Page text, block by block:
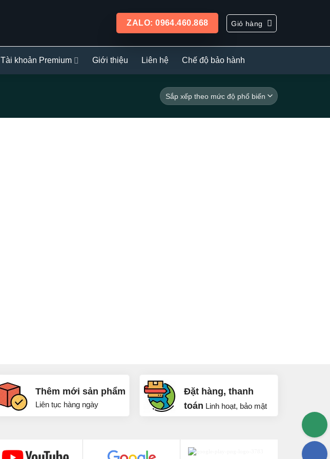
ZALO: 0964.460.868 Giỏ hàng
Tài khoản Premium Giới thiệu Liên hệ Chế độ bảo hành
Thêm mới sản phẩm
Liên tục hàng ngày
Đặt hàng, thanh
toán Linh hoạt, bảo mật